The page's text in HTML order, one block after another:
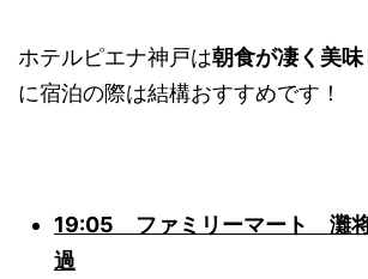
ホテルピエナ神戸は朝食が凄く美
に宿泊の際は結構おすすめです！
19:05 ファミリーマート 灘
過